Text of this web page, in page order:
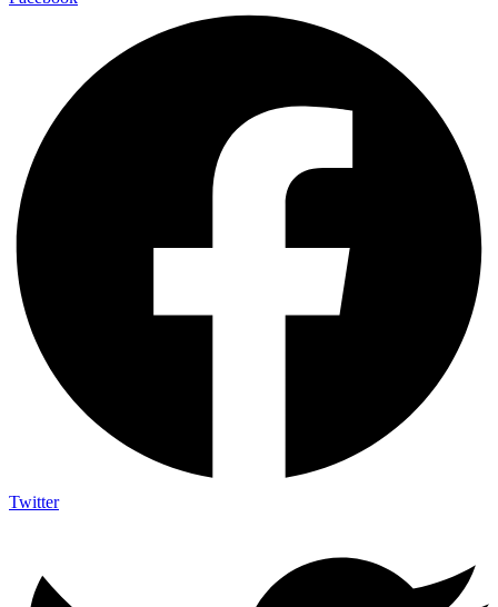
Twitter